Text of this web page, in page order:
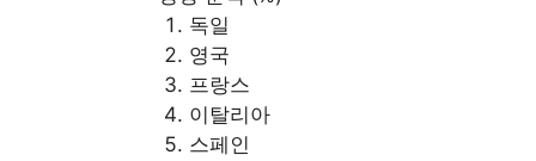
독일
영국
프랑스
이탈리아
스페인